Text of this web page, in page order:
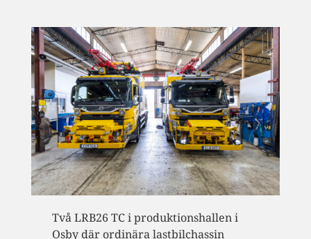
Två LRB26 TC i produktionshallen i
Osby där ordinära lastbilchassin